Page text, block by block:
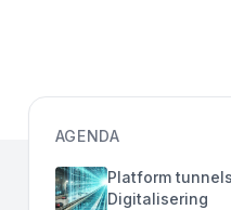
AGENDA
Platform
Digitalisering